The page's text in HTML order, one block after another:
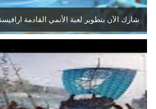
شارك الآن بتطوير لعبة الأنمي القادمة